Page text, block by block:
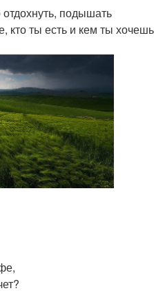
подышать
кто ты есть и кем ты хочешь